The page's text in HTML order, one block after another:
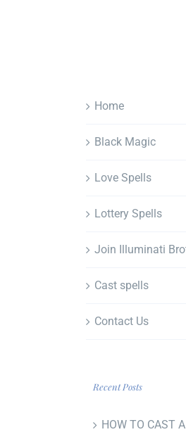
Home
Black Magic
Love Spells
Lottery Spells
Join Illuminati
Cast spells
Contact Us
Recent Posts
HOW TO CAST